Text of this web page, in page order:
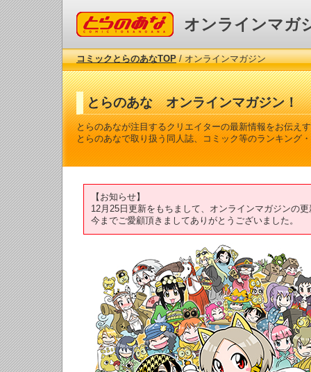
コミックとらのあな オンラインマガ
コミックとらのあなTOP/ オンラインマガジン
とらのあな オンラインマガジン！
とらのあなが注目するクリエイターの最新情報をお伝え
とらのあなで取り扱う同人誌、コミック等のランキング
【お知らせ】
12月25日更新をもちまして、オンラインマガジンの
今までご愛顧頂きましてありがとうございました。